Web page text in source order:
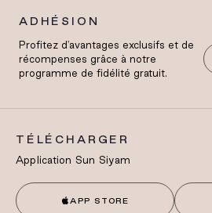
ADHÉSION
Profitez d'avantages exclusifs et de
récompenses grâce à notre
programme de fidélité gratuit.
TÉLÉCHARGER
Application Sun Siyam
APP STORE